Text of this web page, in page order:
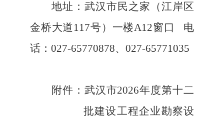
地址：武汉市民之家（江岸区
金桥大道117号） 一楼A12窗口
电
话： 027-65770878、027-65771035
附件：武汉市2026年度第十二
批建设工程企业勘察设